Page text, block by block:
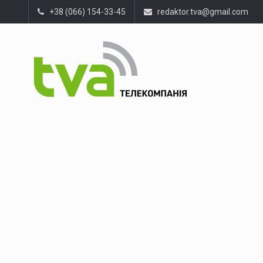
+38 (066) 154-33-45 redaktor.tva@gmail.com